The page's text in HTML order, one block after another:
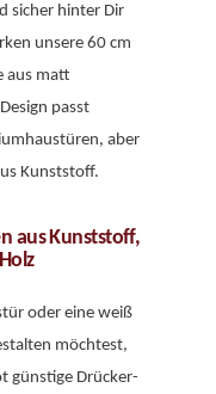
sicher hinter Dir
unsere 60 cm
aus matt
passt
aber
Kunststoff.
aus Kunststoff,
oder eine weiß
möchtest,
günstige Drücker-